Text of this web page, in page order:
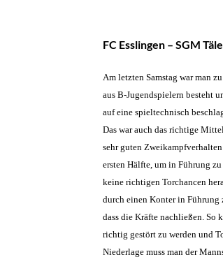
FC Esslingen – SGM
Am letzten Samstag war man
aus B-Jugendspielern besteht
auf eine spieltechnisch
Das war auch das richtige
sehr guten
ersten Hälfte, um in Führung
keine richtigen Torchancen
durch einen Konter in Führung
dass die Kräfte nachließen. So
richtig gestört zu werden und
Niederlage muss man der